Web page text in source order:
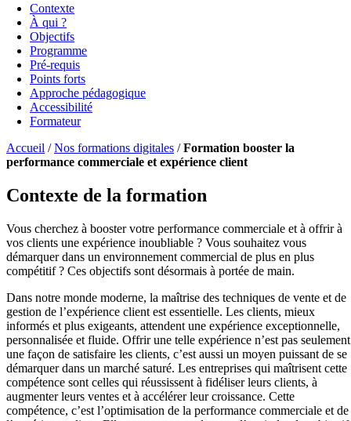
Contexte
À qui ?
Objectifs
Programme
Pré-requis
Points forts
Approche pédagogique
Accessibilité
Formateur
Accueil /Nos formations digitales /Formation booster la
performance commerciale et expérience client
Contexte de la formation
Vous cherchez à booster votre performance commerciale et à offrir à
vos clients une expérience inoubliable ? Vous souhaitez vous
démarquer dans un environnement commercial de plus en plus
compétitif ? Ces objectifs sont désormais à portée de main.
Dans notre monde moderne, la maîtrise des techniques de vente et de
gestion de l’expérience client est essentielle. Les clients, mieux
informés et plus exigeants, attendent une expérience exceptionnelle,
personnalisée et fluide. Offrir une telle expérience n’est pas seulement
une façon de satisfaire les clients, c’est aussi un moyen puissant de se
démarquer dans un marché saturé. Les entreprises qui maîtrisent cette
compétence sont celles qui réussissent à fidéliser leurs clients, à
augmenter leurs ventes et à accélérer leur croissance. Cette
compétence, c’est l’optimisation de la performance commerciale et de